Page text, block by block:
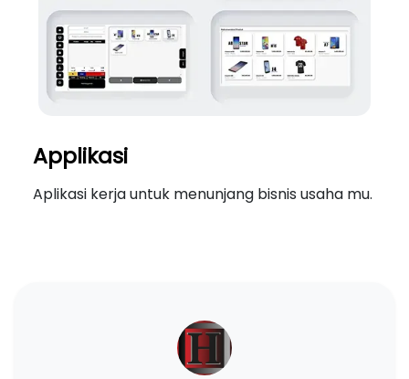
Applikasi
Aplikasi kerja untuk menunjang bisnis usaha mu.